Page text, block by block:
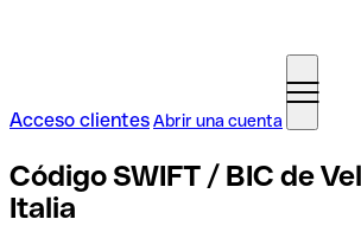
Acceso clientesAbrir una cuenta
Código SWIFT / BIC de
Italia